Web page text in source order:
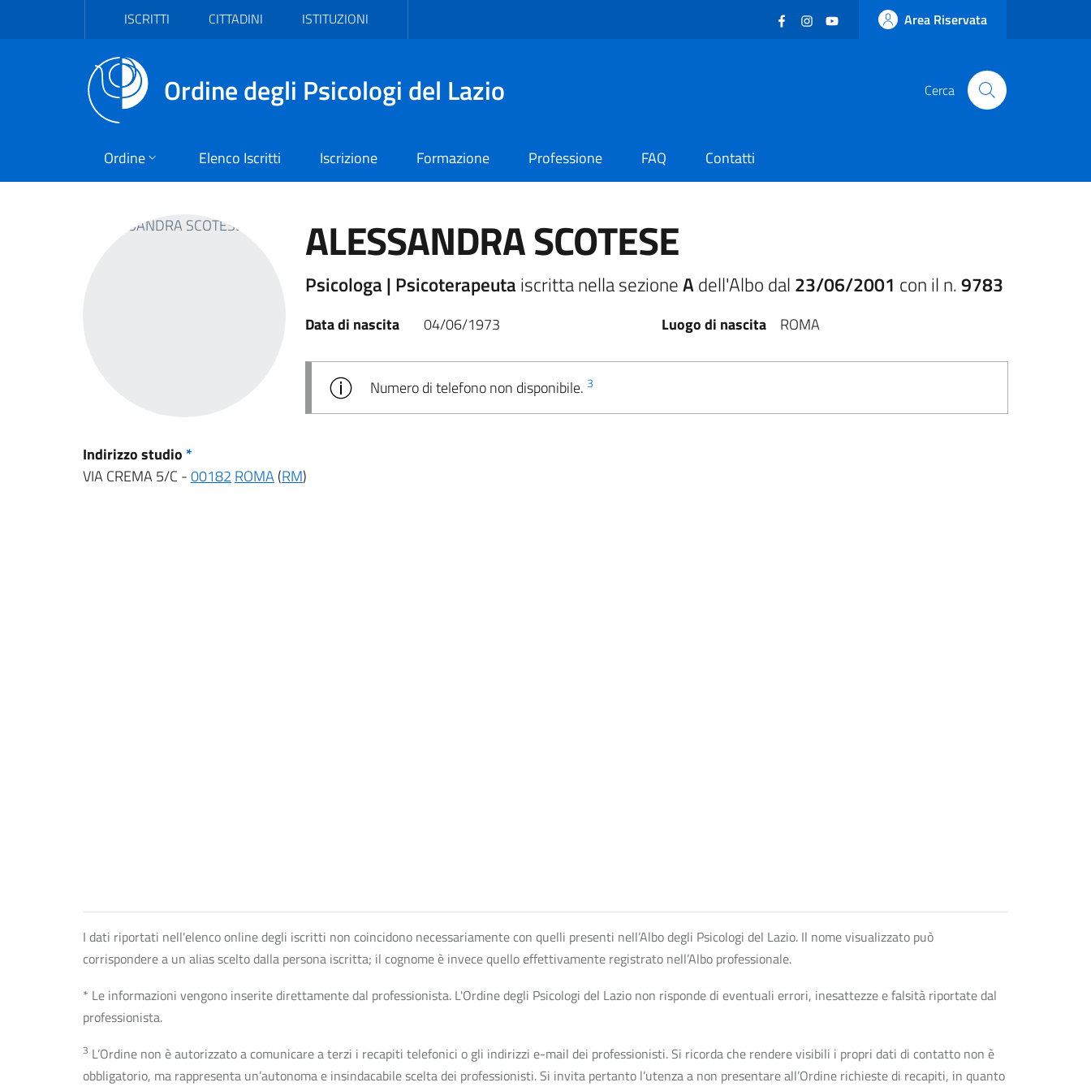
Vai al contenuto principale
ISCRITTI CITTADINI ISTITUZIONI Facebook
(nuova scheda - new tab)
Instagram
(nuova scheda - new tab)
YouTube
(nuova scheda - new tab)
Area Riservata
Ordine degli Psicologi del Lazio Cerca
Ordine Elenco Iscritti Iscrizione Formazione Professione FAQ Contatti
ALESSANDRA SCOTESE
Psicologa | Psicoterapeuta iscritta nella sezioneAdell'Albo dal 23/06/2001 con il n.9783
Data di nascita 04/06/1973 Luogo di nascita ROMA
Numero di telefono non disponibile. 3
Indirizzo studio *
VIA CREMA 5/C -00182 ROMA(RM)
I dati riportati nell'elenco online degli iscritti non coincidono necessariamente con quelli presenti nell’Albo degli Psicologi del Lazio. Il nome visualizzato può
corrispondere a un alias scelto dalla persona iscritta; il cognome è invece quello effettivamente registrato nell’Albo professionale.
* Le informazioni vengono inserite direttamente dal professionista. L'Ordine degli Psicologi del Lazio non risponde di eventuali errori, inesattezze e falsità riportate dal
professionista.
3 L’Ordine non è autorizzato a comunicare a terzi i recapiti telefonici o gli indirizzi e-mail dei professionisti. Si ricorda che rendere visibili i propri dati di contatto non è
obbligatorio, ma rappresenta un’autonoma e insindacabile scelta dei professionisti. Si invita pertanto l’utenza a non presentare all’Ordine richieste di recapiti, in quanto